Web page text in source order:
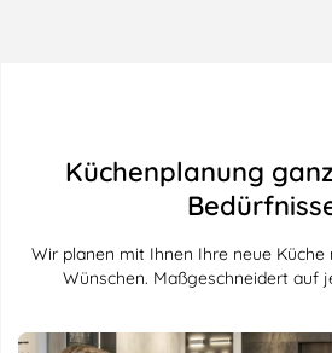
Küchenplanung
Wir planen mit Ihnen Ihre neue Küche
Wünschen. Maßgeschneidert auf